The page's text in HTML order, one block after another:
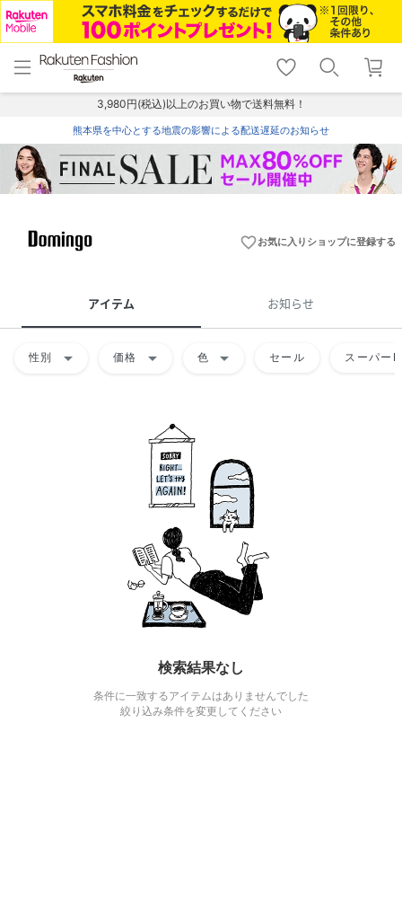
menu home
トップ
shopping_cart lock_outline
ログイン
3,980円(税込)以上のお買い物で送料無料！
熊本県を中心とする地震の影響による配送遅延のお知らせ
favorite_borderお気に入りショップに登録する
アイテム お知らせ
性別 arrow_drop_down 価格 arrow_drop_down 色 arrow_drop_down セール スーパー
検索結果なし
条件に一致するアイテムはありませんでした
絞り込み条件を変更してください